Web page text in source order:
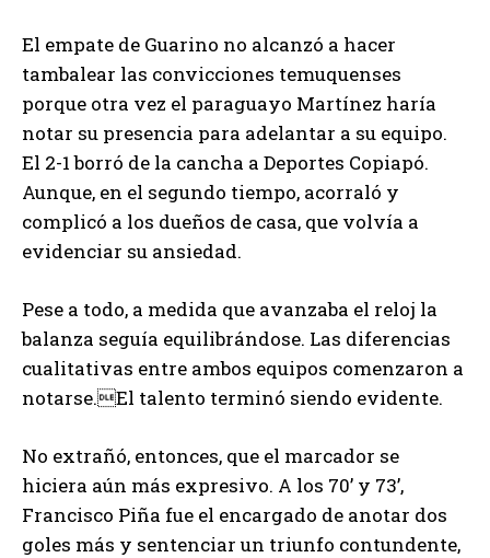
El empate de Guarino no alcanzó a hacer
tambalear las convicciones temuquenses
porque otra vez el paraguayo Martínez haría
notar su presencia para adelantar a su equipo.
El 2-1 borró de la cancha a Deportes Copiapó.
Aunque, en el segundo tiempo, acorraló y
complicó a los dueños de casa, que volvía a
evidenciar su ansiedad.
Pese a todo, a medida que avanzaba el reloj la
balanza seguía equilibrándose. Las diferencias
cualitativas entre ambos equipos comenzaron a
notarse.El talento terminó siendo evidente.
No extrañó, entonces, que el marcador se
hiciera aún más expresivo. A los 70’ y 73’,
Francisco Piña fue el encargado de anotar dos
goles más y sentenciar un triunfo contundente,